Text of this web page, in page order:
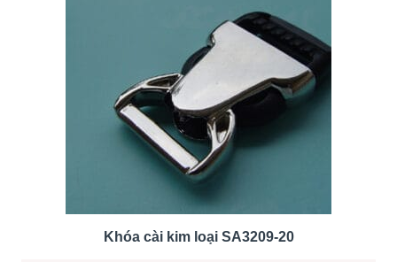
Khóa cài kim loại SA3209-20